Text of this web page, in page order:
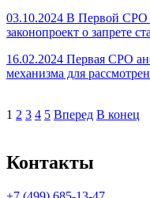
03.10.2024 В Первой СРО
законопроект о запрете
16.02.2024 Первая СРО
механизма для
1 2 3 4 5 Вперед В конец
Контакты